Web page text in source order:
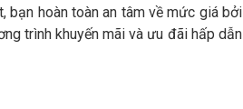
bạn hoàn toàn an tâm về mức giá bởi
trình khuyến mãi và ưu đãi hấp dẫn